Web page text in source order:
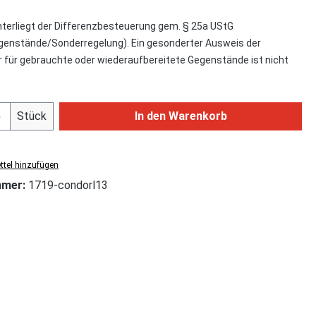
der Differenzbesteuerung gem. § 25a UStG
Sonderregelung). Ein gesonderter Ausweis der
gebrauchte oder wiederaufbereitete Gegenstände ist nicht
Anzahl: Gib den gewünschten Wert ein
Stück In den Warenkorb
hinzufügen
1719-condorl13